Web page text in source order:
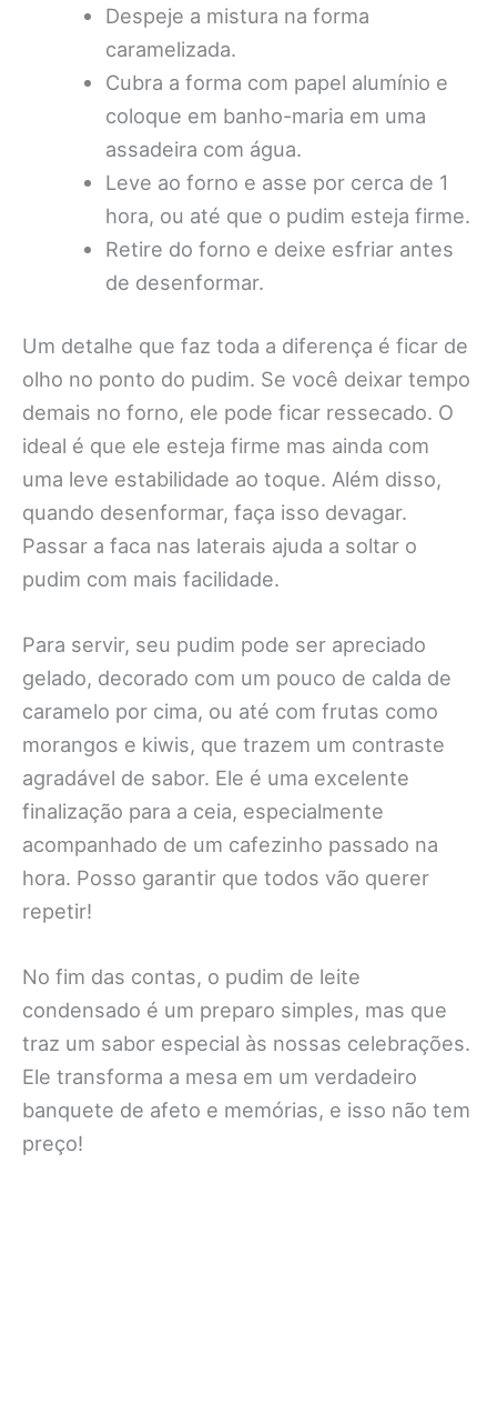
Despeje a mistura na forma
caramelizada.
Cubra a forma com papel alumínio e
coloque em banho-maria em uma
assadeira com água.
Leve ao forno e asse por cerca de 1
hora, ou até que o pudim esteja firme.
Retire do forno e deixe esfriar antes
de desenformar.
Um detalhe que faz toda a diferença é ficar de
olho no ponto do pudim. Se você deixar tempo
demais no forno, ele pode ficar ressecado. O
ideal é que ele esteja firme mas ainda com
uma leve estabilidade ao toque. Além disso,
quando desenformar, faça isso devagar.
Passar a faca nas laterais ajuda a soltar o
pudim com mais facilidade.
Para servir, seu pudim pode ser apreciado
gelado, decorado com um pouco de calda de
caramelo por cima, ou até com frutas como
morangos e kiwis, que trazem um contraste
agradável de sabor. Ele é uma excelente
finalização para a ceia, especialmente
acompanhado de um cafezinho passado na
hora. Posso garantir que todos vão querer
repetir!
No fim das contas, o pudim de leite
condensado é um preparo simples, mas que
traz um sabor especial às nossas celebrações.
Ele transforma a mesa em um verdadeiro
banquete de afeto e memórias, e isso não tem
preço!